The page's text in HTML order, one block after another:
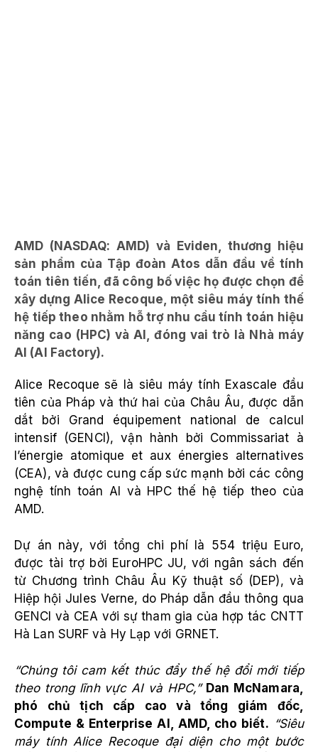
AMD (NASDAQ: AMD) và Eviden, thương hiệu
sản phẩm của Tập đoàn Atos dẫn đầu về tính
toán tiên tiến, đã công bố việc họ được chọn để
xây dựng Alice Recoque, một siêu máy tính thế
hệ tiếp theo nhằm hỗ trợ nhu cầu tính toán hiệu
năng cao (HPC) và AI, đóng vai trò là Nhà máy
AI (AI Factory).
Alice Recoque sẽ là siêu máy tính Exascale đầu
tiên của Pháp và thứ hai của Châu Âu, được dẫn
dắt bởi Grand équipement national de calcul
intensif (GENCI), vận hành bởi Commissariat à
l’énergie atomique et aux énergies alternatives
(CEA), và được cung cấp sức mạnh bởi các công
nghệ tính toán AI và HPC thế hệ tiếp theo của
AMD.
Dự án này, với tổng chi phí là 554 triệu Euro,
được tài trợ bởi EuroHPC JU, với ngân sách đến
từ Chương trình Châu Âu Kỹ thuật số (DEP), và
Hiệp hội Jules Verne, do Pháp dẫn đầu thông qua
GENCI và CEA với sự tham gia của hợp tác CNTT
Hà Lan SURF và Hy Lạp với GRNET.
“Chúng tôi cam kết thúc đẩy thế hệ đổi mới tiếp
theo trong lĩnh vực AI và HPC,” Dan McNamara,
phó chủ tịch cấp cao và tổng giám đốc,
Compute & Enterprise AI, AMD, cho biết. “Siêu
máy tính Alice Recoque đại diện cho một bước